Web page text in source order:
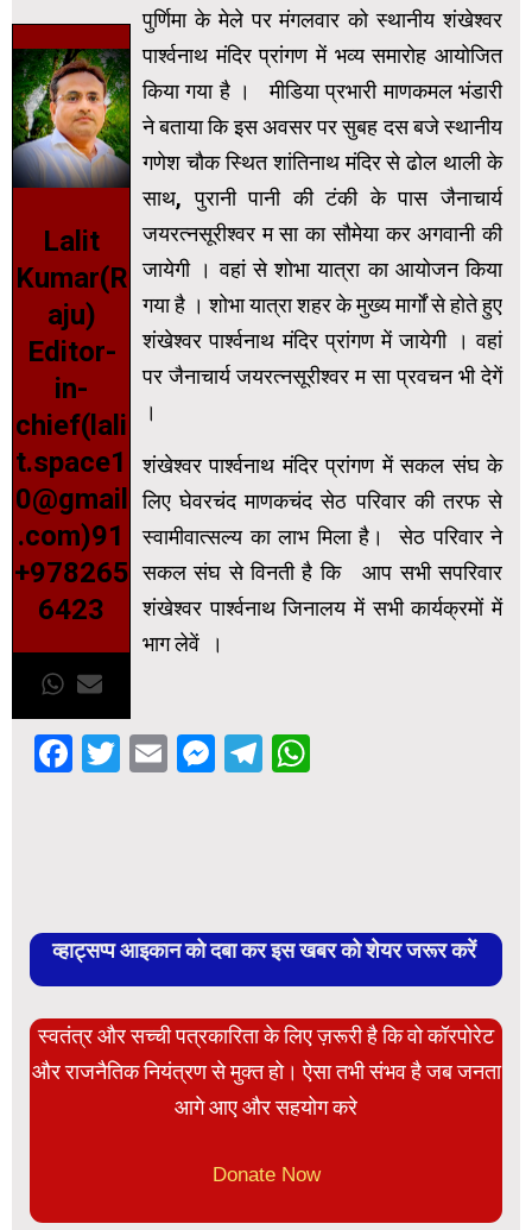
Lalit
Kumar(R
aju)
Editor-
in-
chief(lali
t.space1
0@gmail
.com)91
+978265
6423
पुर्णिमा के मेले पर मंगलवार को स्थानीय शंखेश्वर
पार्श्वनाथ मंदिर प्रांगण में भव्य समारोह आयोजित
किया गया है । मीडिया प्रभारी माणकमल भंडारी
ने बताया कि इस अवसर पर सुबह दस बजे स्थानीय
गणेश चौक स्थित शांतिनाथ मंदिर से ढोल थाली के
साथ, पुरानी पानी की टंकी के पास जैनाचार्य
जयरत्नसूरीश्वर म सा का सौमेया कर अगवानी की
जायेगी । वहां से शोभा यात्रा का आयोजन किया
गया है । शोभा यात्रा शहर के मुख्य मार्गों से होते हुए
शंखेश्वर पार्श्वनाथ मंदिर प्रांगण में जायेगी । वहां
पर जैनाचार्य जयरत्नसूरीश्वर म सा प्रवचन भी देगें
।
शंखेश्वर पार्श्वनाथ मंदिर प्रांगण में सकल संघ के
लिए घेवरचंद माणकचंद सेठ परिवार की तरफ से
स्वामीवात्सल्य का लाभ मिला है। सेठ परिवार ने
सकल संघ से विनती है कि आप सभी सपरिवार
शंखेश्वर पार्श्वनाथ जिनालय में सभी कार्यक्रमों में
भाग लेवें ।
Facebook
Twitter
EmailMessenger
Telegram
व्हाट्सप्प आइकान को दबा कर इस खबर को शेयर जरूर करें
स्वतंत्र और सच्ची पत्रकारिता के लिए ज़रूरी है कि वो कॉरपोरेट
और राजनैतिक नियंत्रण से मुक्त हो। ऐसा तभी संभव है जब जनता
आगे आए और सहयोग करे
Donate Now